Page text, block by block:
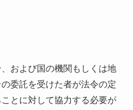
、および国の機関もしくは地
委託を受けた者が法令の定
とに対して協力する必要が